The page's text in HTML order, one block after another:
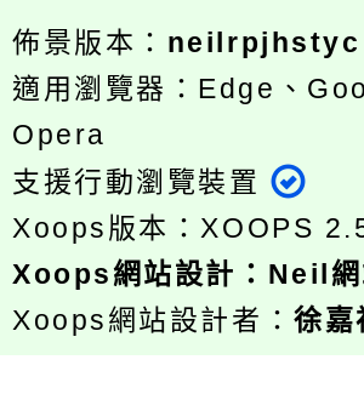
佈景版本： neilrpjhstyc
適用瀏覽器：Edge、
Opera
支援行動瀏覽裝置
Xoops版本：XOOPS
Xoops網站設計 ： Neil網
Xoops網站設計者：徐